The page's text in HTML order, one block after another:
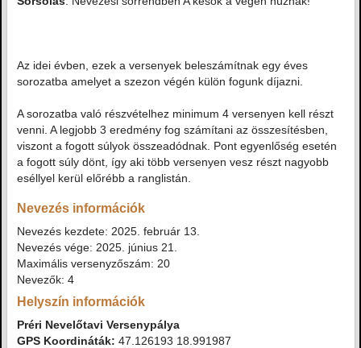
Az idei évben, ezek a versenyek beleszámítnak egy éves
sorozatba amelyet a szezon végén külön fogunk díjazni.
A sorozatba való részvételhez minimum 4 versenyen kell részt
venni. A legjobb 3 eredmény fog számítani az összesítésben,
viszont a fogott súlyok összeadódnak. Pont egyenlőség esetén
a fogott súly dönt, így aki több versenyen vesz részt nagyobb
eséllyel kerül előrébb a ranglistán.
Nevezés információk
Nevezés kezdete: 2025. február 13.
Nevezés vége: 2025. június 21.
Maximális versenyzőszám: 20
Nevezők: 4
Helyszín információk
Préri Nevelőtavi Versenypálya
GPS Koordináták: 47.126193 18.991987